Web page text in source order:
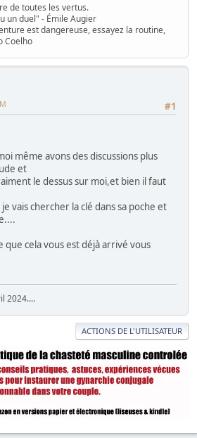
de toutes les vertus.
un duel" - Émile Augier
est dangereuse, essayez la routine,
Coelho
#1
même avons des discussions plus
et
le dessus sur moi,et bien il faut
vais chercher la clé dans sa poche et
que cela vous est déjà arrivé vous
2024....
ACTIONS DE L'UTILISATEUR